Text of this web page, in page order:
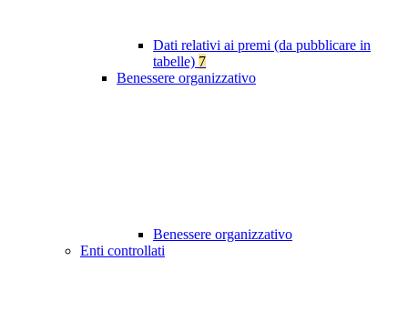
Dati relativi ai premi (da pubblicare in
tabelle) 7
Benessere organizzativo
Benessere organizzativo
Enti controllati